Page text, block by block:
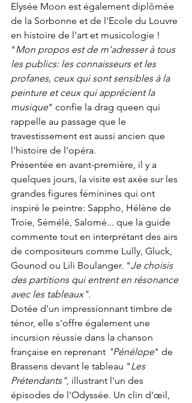
Elysée Moon est également diplômée
de la Sorbonne et de l'Ecole du Louvre
en histoire de l'art et musicologie !
"Mon propos est de m'adresser à tous
les publics: les connaisseurs et les
profanes, ceux qui sont sensibles à la
peinture et ceux qui apprécient la
musique" confie la drag queen qui
rappelle au passage que le
travestissement est aussi ancien que
l'histoire de l'opéra.
Présentée en avant-première, il y a
quelques jours, la visite est axée sur les
grandes figures féminines qui ont
inspiré le peintre: Sappho, Hélène de
Troie, Sémélé, Salomé... que la guide
commente tout en interprétant des airs
de compositeurs comme Lully, Gluck,
Gounod ou Lili Boulanger. "Je choisis
des partitions qui entrent en résonance
avec les tableaux".
Dotée d'un impressionnant timbre de
ténor, elle s'offre également une
incursion réussie dans la chanson
française en reprenant "Pénélope" de
Brassens devant le tableau "Les
Prétendants", illustrant l'un des
épisodes de l'Odyssée. Un clin d'œil,